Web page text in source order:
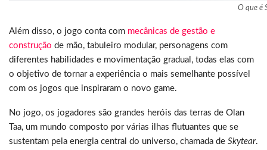
O que é
Além disso, o jogo conta com mecânicas de gestão e
construção de mão, tabuleiro modular, personagens com
diferentes habilidades e movimentação gradual, todas elas com
o objetivo de tornar a experiência o mais semelhante possível
com os jogos que inspiraram o novo game.
No jogo, os jogadores são grandes heróis das terras de Olan
Taa, um mundo composto por várias ilhas flutuantes que se
sustentam pela energia central do universo, chamada de Skytear.